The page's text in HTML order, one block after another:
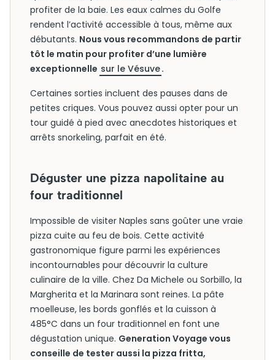
profiter de la baie. Les eaux calmes du Golfe
rendent l’activité accessible à tous, même aux
débutants. Nous vous recommandons de partir
tôt le matin pour profiter d’une lumière
exceptionnelle sur le Vésuve.
Certaines sorties incluent des pauses dans de
petites criques. Vous pouvez aussi opter pour un
tour guidé à pied avec anecdotes historiques et
arrêts snorkeling, parfait en été.
Déguster une pizza napolitaine au
four traditionnel
Impossible de visiter Naples sans goûter une vraie
pizza cuite au feu de bois. Cette activité
gastronomique figure parmi les expériences
incontournables pour découvrir la culture
culinaire de la ville. Chez Da Michele ou Sorbillo, la
Margherita et la Marinara sont reines. La pâte
moelleuse, les bords gonflés et la cuisson à
485°C dans un four traditionnel en font une
dégustation unique. Generation Voyage vous
conseille de tester aussi la pizza fritta,